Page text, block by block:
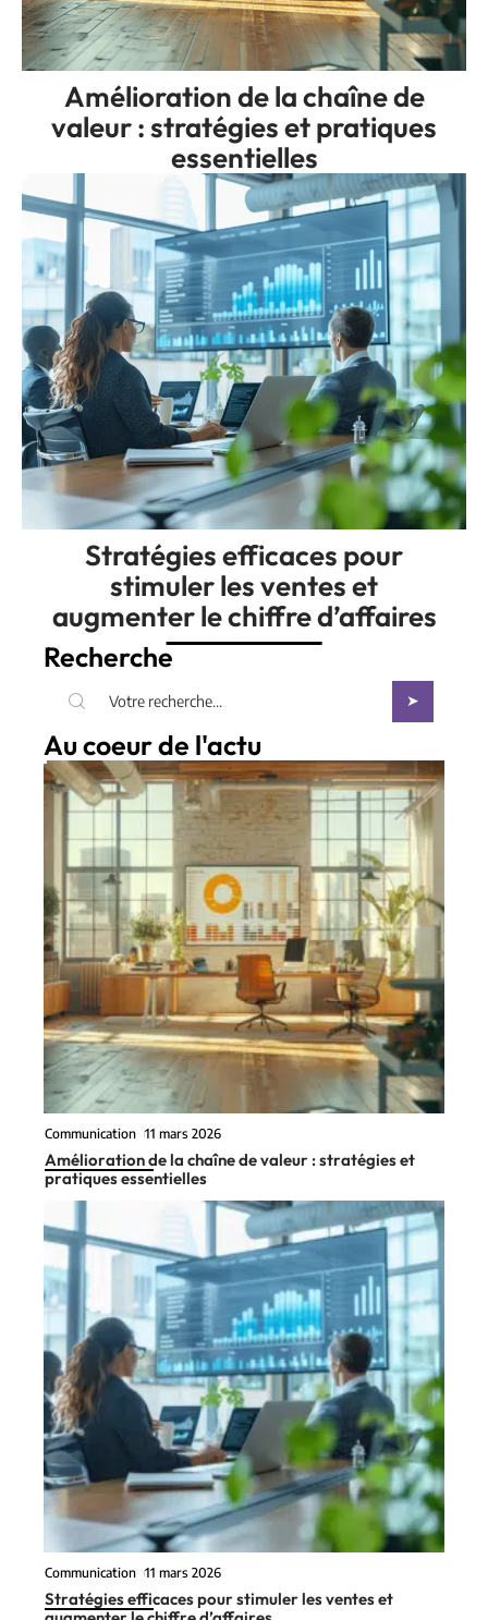
Amélioration de la chaîne de
valeur : stratégies et pratiques
essentielles
Stratégies efficaces pour
stimuler les ventes et
augmenter le chiffre d’affaires
Recherche
Au coeur de l'actu
Communication 11 mars 2026
Amélioration de la chaîne de valeur : stratégies et
pratiques essentielles
Communication 11 mars 2026
Stratégies efficaces pour stimuler les ventes et